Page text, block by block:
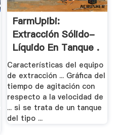
FarmUpibi:
Extracción Sólido-
Líquido En Tanque .
Características del equipo
de extracción ... Gráfica del
tiempo de agitación con
respecto a la velocidad de
... si se trata de un tanque
del tipo ...